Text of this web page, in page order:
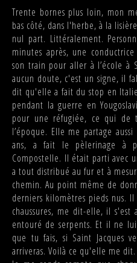
Trente bornes plus loin, mon
bas côté, dans l'herbe, à la
nul part. Littéralement.
minutes après, une
son train pour aller à l’école
aucun doute, c'est un signe, il
dit qu'elle a fait du stop en
pendant la guerre en
pour une réfugiée, ce qui de
l’époque. Elle me partage
ans, a fait le pèlerinage à
Compostelle. Il était parti avec
a tout distribué au fur et à
chemin. Au point même de
derniers kilomètres pieds nus.
chaussures, me dit-elle, il s'est
entouré de serpents. Et il ne
que tu fais, si Saint Jacques
arriveras. Voilà ce qu'elle me